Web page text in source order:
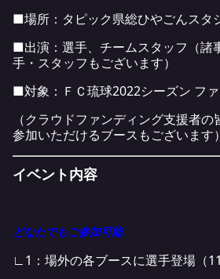
■場所：タピック県総ひやごんスタ
■出演：選手、チームスタッフ（諸
手・スタッフもございます）
■対象：ＦＣ琉球2022シーズン フ
（クラウドファンディング支援者
参加いただけるブースもございます）
イベント内容
どなたでもご参加可能
∟1：場外の各ブースに選手登場（